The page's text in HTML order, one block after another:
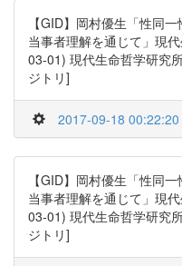
【GID】岡村優生「性同
当事者理解を通じて」現
03-01) 現代生命哲学研究
ジトリ]
2017-09-18 00:22:20
【GID】岡村優生「性同
当事者理解を通じて」現
03-01) 現代生命哲学研究
ジトリ]